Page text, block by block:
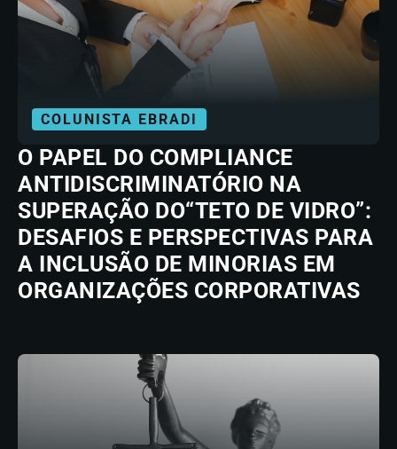
COLUNISTA EBRADI
O PAPEL DO COMPLIANCE
ANTIDISCRIMINATÓRIO NA
SUPERAÇÃO DO“TETO DE VIDRO”:
DESAFIOS E PERSPECTIVAS PARA
A INCLUSÃO DE MINORIAS EM
ORGANIZAÇÕES CORPORATIVAS